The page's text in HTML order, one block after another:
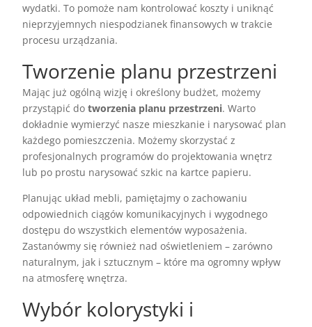
wydatki. To pomoże nam kontrolować koszty i uniknąć
nieprzyjemnych niespodzianek finansowych w trakcie
procesu urządzania.
Tworzenie planu przestrzeni
Mając już ogólną wizję i określony budżet, możemy
przystąpić dotworzenia planu przestrzeni. Warto
dokładnie wymierzyć nasze mieszkanie i narysować plan
każdego pomieszczenia. Możemy skorzystać z
profesjonalnych programów do projektowania wnętrz
lub po prostu narysować szkic na kartce papieru.
Planując układ mebli, pamiętajmy o zachowaniu
odpowiednich ciągów komunikacyjnych i wygodnego
dostępu do wszystkich elementów wyposażenia.
Zastanówmy się również nad oświetleniem – zarówno
naturalnym, jak i sztucznym – które ma ogromny wpływ
na atmosferę wnętrza.
Wybór kolorystyki i